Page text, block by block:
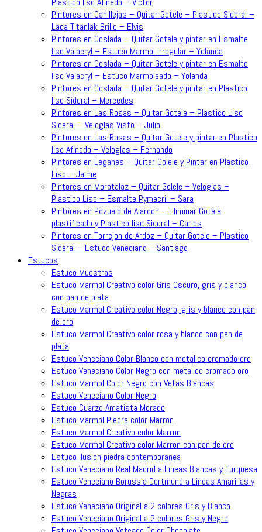
Pintores en Canillejas – Quitar Gotele – Plastico Sideral –
Laca Titanlak Brillo – Elvis
Pintores en Coslada – Quitar Gotele y pintar en Esmalte
liso Valacryl – Estuco Marmol Irregular – Yolanda
Pintores en Coslada – Quitar Gotele y pintar en Esmalte
liso Valacryl – Estuco Marmoleado – Yolanda
Pintores en Coslada – Quitar Gotele y pintar en Plastico
liso Sideral – Mercedes
Pintores en Las Rosas – Quitar Gotele – Plastico Liso
Sideral – Veloglas Visto – Julio
Pintores en Las Rosas – Quitar Gotele y pintar en Plastico
liso Afinado – Veloglas – Fernando
Pintores en Leganes – Quitar Golele y Pintar en Plastico
Liso – Jaime
Pintores en Moratalaz – Quitar Golele – Veloglas –
Plastico Liso – Esmalte Pymacril – Sara
Pintores en Pozuelo de Alarcon – Eliminar Gotele
plastificado y Plastico liso Sideral – Carlos
Pintores en Torrejon de Ardoz – Quitar Gotele – Plastico
Sideral – Estuco Veneciano – Santiago
Estucos
Estuco Muestras
Estuco Marmol Creativo color Gris Oscuro, gris y blanco
con pan de plata
Estuco Marmol Creativo color Negro, gris y blanco con pan
de oro
Estuco Marmol Creativo color rosa y blanco con pan de
plata
Estuco Veneciano Color Blanco con metalico cromado oro
Estuco Veneciano Color Negro con metalico cromado oro
Estuco Marmol Color Negro con Vetas Blancas
Estuco Veneciano Color Negro
Estuco Cuarzo Amatista Morado
Estuco Marmol Piedra color Marron
Estuco Marmol Creativo color Marron
Estuco Marmol Creativo color Marron con pan de oro
Estuco ilusion piedra contemporanea
Estuco Veneciano Real Madrid a Lineas Blancas y Turquesa
Estuco Veneciano Borussia Dortmund a Lineas Amarillas y
Negras
Estuco Veneciano Original a 2 colores Gris y Blanco
Estuco Veneciano Original a 2 colores Gris y Negro